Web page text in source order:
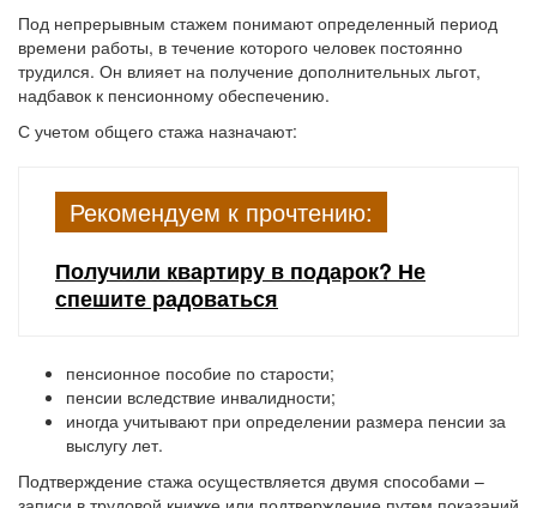
Под непрерывным стажем понимают определенный период
времени работы, в течение которого человек постоянно
трудился. Он влияет на получение дополнительных льгот,
надбавок к пенсионному обеспечению.
С учетом общего стажа назначают:
Рекомендуем к прочтению:
Получили квартиру в подарок? Не
спешите радоваться
пенсионное пособие по старости;
пенсии вследствие инвалидности;
иногда учитывают при определении размера пенсии за
выслугу лет.
Подтверждение стажа осуществляется двумя способами –